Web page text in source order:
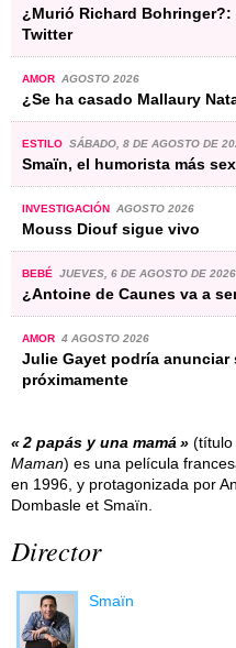
¿Murió Richard
Twitter
AMOR AGOSTO 2026
¿Se ha casado Mallaury
ESTILO SÁBADO, 8 DE AGOSTO DE
Smaïn, el humorista más
INVESTIGACIÓN AGOSTO 2026
Mouss Diouf sigue vivo
BEBÉ JUEVES, 6 DE AGOSTO DE 2026
¿Antoine de Caunes va a
AMOR 4 AGOSTO 2026
Julie Gayet podría anunciar
próximamente
2 papás y una mamá (título
Maman) es una película
en 1996, y protagonizada por
Dombasle et Smaïn.
Director
Smaïn